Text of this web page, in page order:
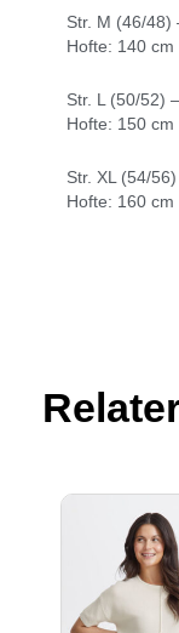
Str. M (46/48)
Hofte: 140
Str. L (50/52)
Hofte: 150
Str. XL (54/
Hofte: 160
Den
pris
var:
300.00